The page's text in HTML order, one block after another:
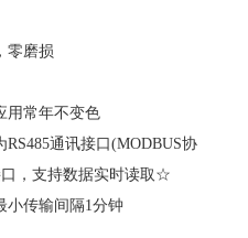
磨损
常年不变色
通讯接口(MODBUS协
，支持数据实时读取☆
传输间隔1分钟